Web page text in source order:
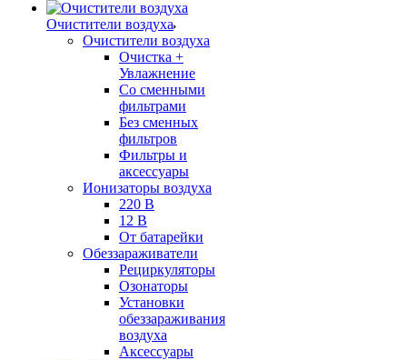
Очистители воздуха
Очистители воздуха
Очистка +
Увлажнение
Cо сменными
фильтрами
Без сменных
фильтров
Фильтры и
аксессуары
Ионизаторы воздуха
220 В
12 В
От батарейки
Обеззараживатели
Рециркуляторы
Озонаторы
Установки
обеззараживания
воздуха
Аксессуары